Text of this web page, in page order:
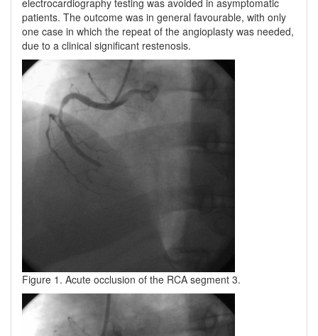
electrocardiography testing was avoided in asymptomatic
patients. The outcome was in general favourable, with only
one case in which the repeat of the angioplasty was needed,
due to a clinical significant restenosis.
Figure 1. Acute occlusion of the RCA segment 3.